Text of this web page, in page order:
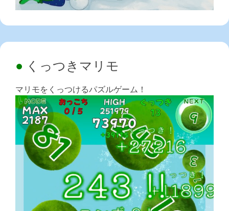
くっつきマリモ
マリモをくっつけるパズルゲーム！